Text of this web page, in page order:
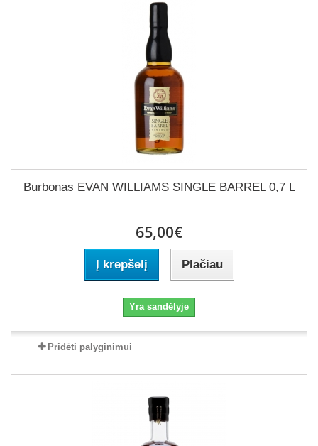
Burbonas EVAN WILLIAMS SINGLE BARREL 0,7 L
65,00€
Į krepšelį Plačiau
Yra sandėlyje
Pridėti palyginimui